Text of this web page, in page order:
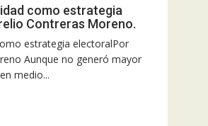
como estrategia
Contreras Moreno.
estrategia electoralPor
Aunque no generó mayor
medio...